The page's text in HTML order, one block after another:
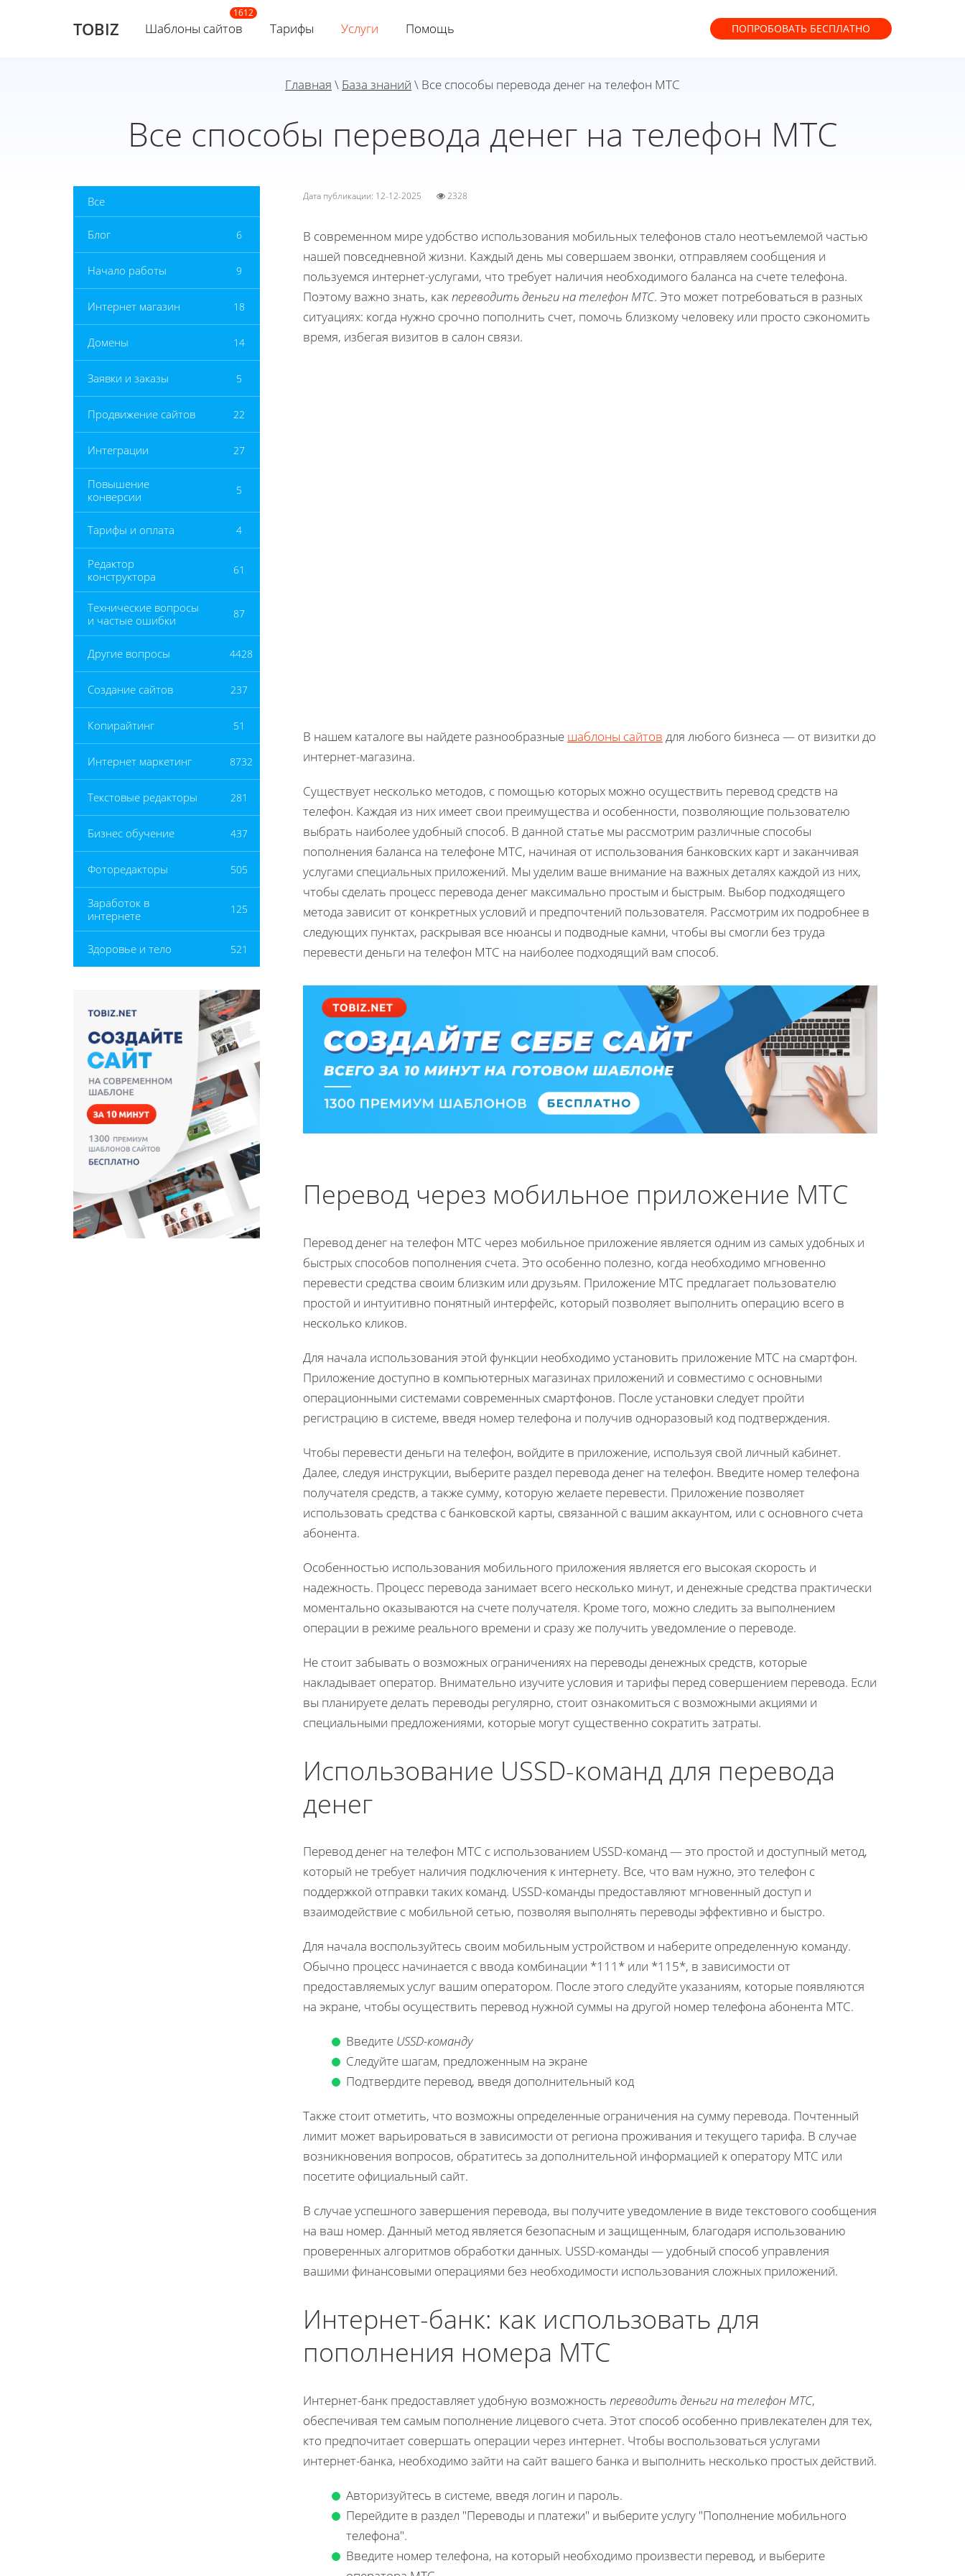
TOBIZ Шаблоны сайтов Тарифы Услуги Помощь ПОПРОБОВАТЬ БЕСПЛАТНО
Главная \ База знаний \ Все способы перевода денег на телефон МТС
Все способы перевода денег на телефон МТС
Все
Блог 6
Начало работы 9
Интернет магазин 18
Домены 14
Заявки и заказы 5
Продвижение сайтов 22
Интеграции 27
Повышение
конверсии
5
Тарифы и оплата 4
Редактор
конструктора
61
Технические вопросы
и частые ошибки
87
Другие вопросы 4428
Создание сайтов 237
Копирайтинг 51
Интернет маркетинг 8732
Текстовые редакторы 281
Бизнес обучение 437
Фоторедакторы 505
Заработок в
интернете
125
Здоровье и тело 521
Дата публикации: 12-12-2025 2328
В современном мире удобство использования мобильных телефонов стало неотъемлемой частью
нашей повседневной жизни. Каждый день мы совершаем звонки, отправляем сообщения и
пользуемся интернет-услугами, что требует наличия необходимого баланса на счете телефона.
Поэтому важно знать, какпереводить деньги на телефон МТС. Это может потребоваться в разных
ситуациях: когда нужно срочно пополнить счет, помочь близкому человеку или просто сэкономить
время, избегая визитов в салон связи.
В нашем каталоге вы найдете разнообразные шаблоны сайтов для любого бизнеса — от визитки до
интернет-магазина.
Существует несколько методов, с помощью которых можно осуществить перевод средств на
телефон. Каждая из них имеет свои преимущества и особенности, позволяющие пользователю
выбрать наиболее удобный способ. В данной статье мы рассмотрим различные способы
пополнения баланса на телефоне МТС, начиная от использования банковских карт и заканчивая
услугами специальных приложений. Мы уделим ваше внимание на важных деталях каждой из них,
чтобы сделать процесс перевода денег максимально простым и быстрым. Выбор подходящего
метода зависит от конкретных условий и предпочтений пользователя. Рассмотрим их подробнее в
следующих пунктах, раскрывая все нюансы и подводные камни, чтобы вы смогли без труда
перевести деньги на телефон МТС на наиболее подходящий вам способ.
Перевод через мобильное приложение МТС
Перевод денег на телефон МТС через мобильное приложение является одним из самых удобных и
быстрых способов пополнения счета. Это особенно полезно, когда необходимо мгновенно
перевести средства своим близким или друзьям. Приложение МТС предлагает пользователю
простой и интуитивно понятный интерфейс, который позволяет выполнить операцию всего в
несколько кликов.
Для начала использования этой функции необходимо установить приложение МТС на смартфон.
Приложение доступно в компьютерных магазинах приложений и совместимо с основными
операционными системами современных смартфонов. После установки следует пройти
регистрацию в системе, введя номер телефона и получив одноразовый код подтверждения.
Чтобы перевести деньги на телефон, войдите в приложение, используя свой личный кабинет.
Далее, следуя инструкции, выберите раздел перевода денег на телефон. Введите номер телефона
получателя средств, а также сумму, которую желаете перевести. Приложение позволяет
использовать средства с банковской карты, связанной с вашим аккаунтом, или с основного счета
абонента.
Особенностью использования мобильного приложения является его высокая скорость и
надежность. Процесс перевода занимает всего несколько минут, и денежные средства практически
моментально оказываются на счете получателя. Кроме того, можно следить за выполнением
операции в режиме реального времени и сразу же получить уведомление о переводе.
Не стоит забывать о возможных ограничениях на переводы денежных средств, которые
накладывает оператор. Внимательно изучите условия и тарифы перед совершением перевода. Если
вы планируете делать переводы регулярно, стоит ознакомиться с возможными акциями и
специальными предложениями, которые могут существенно сократить затраты.
Использование USSD-команд для перевода
денег
Перевод денег на телефон МТС с использованием USSD-команд — это простой и доступный метод,
который не требует наличия подключения к интернету. Все, что вам нужно, это телефон с
поддержкой отправки таких команд. USSD-команды предоставляют мгновенный доступ и
взаимодействие с мобильной сетью, позволяя выполнять переводы эффективно и быстро.
Для начала воспользуйтесь своим мобильным устройством и наберите определенную команду.
Обычно процесс начинается с ввода комбинации *111* или *115*, в зависимости от
предоставляемых услуг вашим оператором. После этого следуйте указаниям, которые появляются
на экране, чтобы осуществить перевод нужной суммы на другой номер телефона абонента МТС.
Введите USSD-команду
Следуйте шагам, предложенным на экране
Подтвердите перевод, введя дополнительный код
Также стоит отметить, что возможны определенные ограничения на сумму перевода. Почтенный
лимит может варьироваться в зависимости от региона проживания и текущего тарифа. В случае
возникновения вопросов, обратитесь за дополнительной информацией к оператору МТС или
посетите официальный сайт.
В случае успешного завершения перевода, вы получите уведомление в виде текстового сообщения
на ваш номер. Данный метод является безопасным и защищенным, благодаря использованию
проверенных алгоритмов обработки данных. USSD-команды — удобный способ управления
вашими финансовыми операциями без необходимости использования сложных приложений.
Интернет-банк: как использовать для
пополнения номера МТС
Интернет-банк предоставляет удобную возможность переводить деньги на телефон МТС,
обеспечивая тем самым пополнение лицевого счета. Этот способ особенно привлекателен для тех,
кто предпочитает совершать операции через интернет. Чтобы воспользоваться услугами
интернет-банка, необходимо зайти на сайт вашего банка и выполнить несколько простых действий.
Авторизуйтесь в системе, введя логин и пароль.
Перейдите в раздел "Переводы и платежи" и выберите услугу "Пополнение мобильного
телефона".
Введите номер телефона, на который необходимо произвести перевод, и выберите